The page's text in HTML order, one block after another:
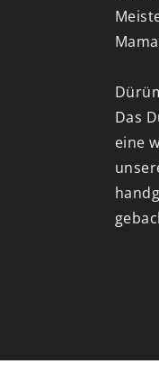
Das
eine